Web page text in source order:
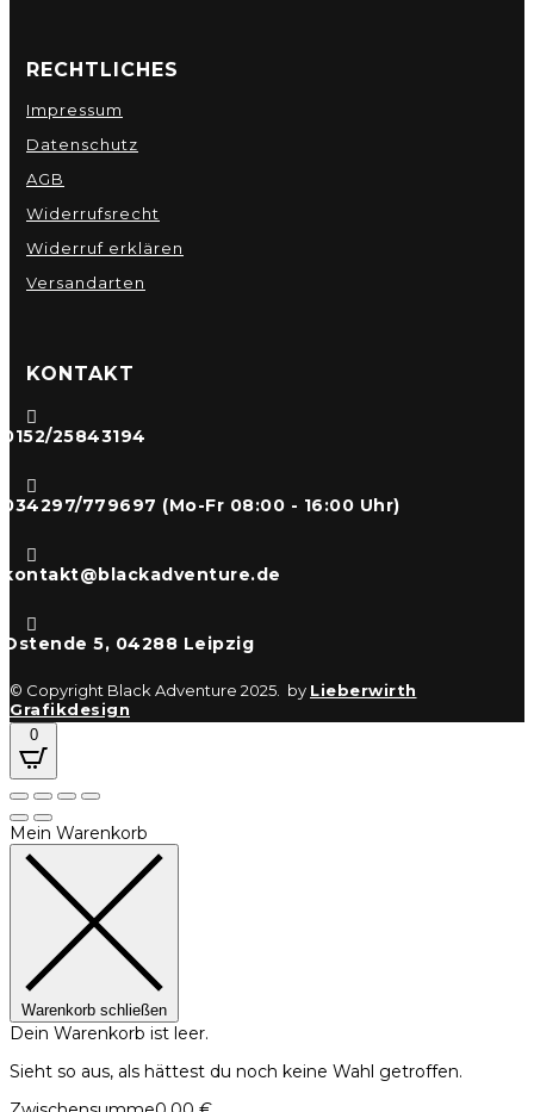
RECHTLICHES
Impressum
Datenschutz
AGB
Widerrufsrecht
Widerruf erklären
Versandarten
KONTAKT

0152/25843194

034297/779697 (Mo-Fr 08:00 - 16:00 Uhr)

kontakt@blackadventure.de

Ostende 5, 04288 Leipzig
© Copyright Black Adventure 2025. by Lieberwirth
Grafikdesign
0
Mein Warenkorb
Warenkorb schließen
Dein Warenkorb ist leer.
Sieht so aus, als hättest du noch keine Wahl getroffen.